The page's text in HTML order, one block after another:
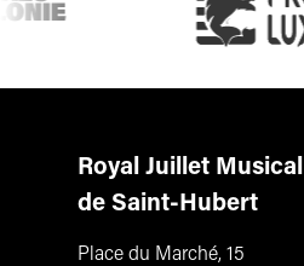
Royal Juillet Musical
de Saint-Hubert
Place du Marché, 15